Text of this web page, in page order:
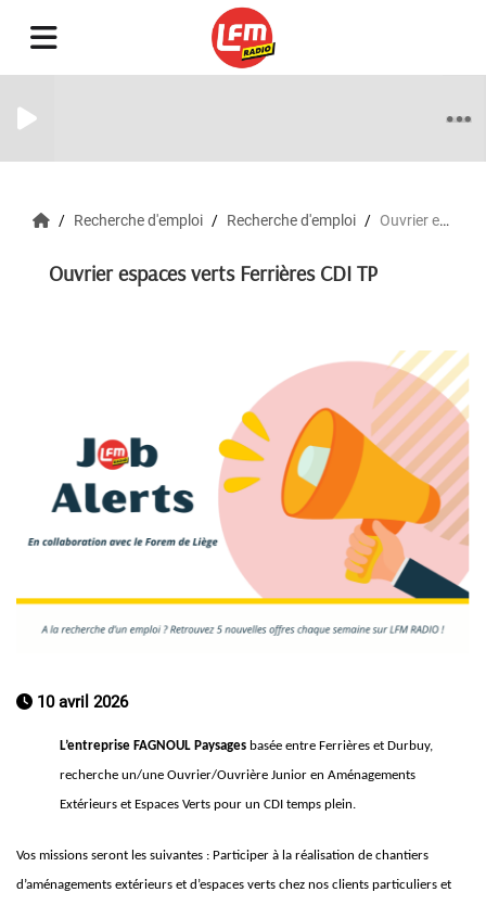
Recherche d'emploi Recherche d'emploi Ouvrier espaces verts Ferrières CDI TP
Ouvrier espaces verts Ferrières CDI TP
10 avril 2026
L’entreprise FAGNOUL Paysages basée entre Ferrières et Durbuy,
recherche un/une Ouvrier/Ouvrière Junior en Aménagements
Extérieurs et Espaces Verts pour un CDI temps plein.
Vos missions seront les suivantes : Participer à la réalisation de chantiers
d’aménagements extérieurs et d’espaces verts chez nos clients particuliers et